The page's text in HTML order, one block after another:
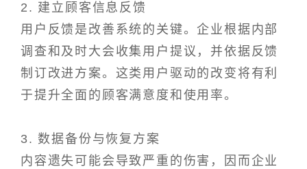
2. 建立顾客信息反馈
用户反馈是改善系统的关键。企业根据内部
调查和及时大会收集用户提议，并依据反馈
制订改进方案。这类用户驱动的改变将有利
于提升全面的顾客满意度和使用率。
3. 数据备份与恢复方案
内容遗失可能会导致严重的伤害，因而企业